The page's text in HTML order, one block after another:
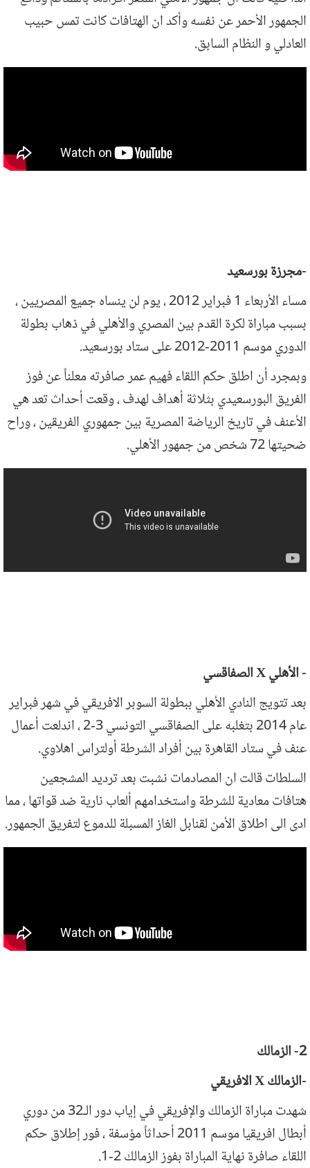
الجمهور الأحمر عن نفسه وأكد ان الهتافات كانت تمس حبيب
العادلي و النظام السابق.
-مجرزة بورسعيد
مساء الأربعاء 1 فبراير 2012 ، يوم لن ينساه جميع المصريين ،
بسبب مباراة لكرة القدم بين المصري والأهلي في ذهاب بطولة
الدوري موسم 2011-2012 على ستاد بورسعيد.
وبمجرد أن اطلق حكم اللقاء فهيم عمر صافرته معلناً عن فوز
الفريق البورسعيدي بثلاثة أهداف لهدف ، وقعت أحداث تعد هي
الأعنف في تاريخ الرياضة المصرية بين جمهوري الفريقين ، وراح
ضحيتها 72 شخص من جمهور الأهلي.
الأهلي والمصري
- الأهلي X الصفاقسي
بعد تتويج النادي الأهلي ببطولة السوبر الافريقي في شهر فبراير
عام 2014 بتغلبه على الصفاقسي التونسي 3-2 ، اندلعت أعمال
عنف في ستاد القاهرة بين أفراد الشرطة أولتراس اهلاوي.
السلطات قالت ان المصادمات نشبت بعد ترديد المشجعين
هتافات معادية للشرطة واستخدامهم ألعاب نارية ضد قواتها ، مما
ادى الى اطلاق الأمن لقنابل الغاز المسبلة للدموع لتفريق الجمهور.
2- الزمالك
-الزمالك X الافريقي
شهدت مباراة الزمالك والإفريقي في إياب دور الـ32 من دوري
أبطال افريقيا موسم 2011 أحداثاً مؤسفة ، فور إطلاق حكم
اللقاء صافرة نهاية المباراة بفوز الزمالك 2-1.